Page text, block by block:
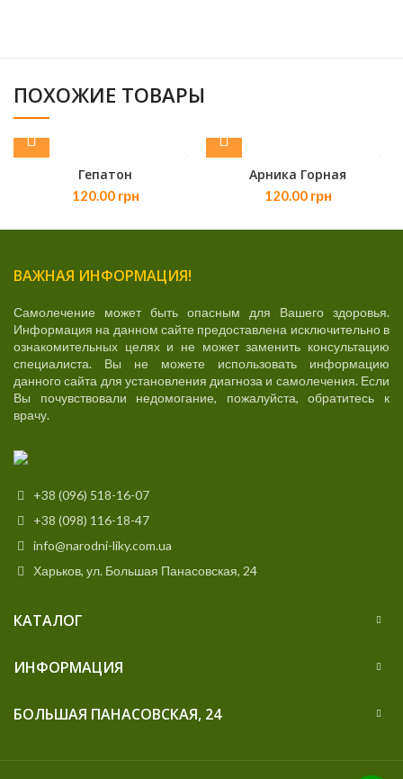
ПОХОЖИЕ ТОВАРЫ
Гепатон
120.00 грн
Арника Горная
120.00 грн
ВАЖНАЯ ИНФОРМАЦИЯ!
Самолечение может быть опасным для Вашего здоровья.
Информация на данном сайте предоставлена исключительно в
ознакомительных целях и не может заменить консультацию
специалиста. Вы не можете использовать информацию
данного сайта для установления диагноза и самолечения. Если
Вы почувствовали недомогание, пожалуйста, обратитесь к
врачу.
+38 (096) 518-16-07
+38 (098) 116-18-47
info@narodni-liky.com.ua
Харьков, ул. Большая Панасовская, 24
КАТАЛОГ
ИНФОРМАЦИЯ
БОЛЬШАЯ ПАНАСОВСКАЯ, 24